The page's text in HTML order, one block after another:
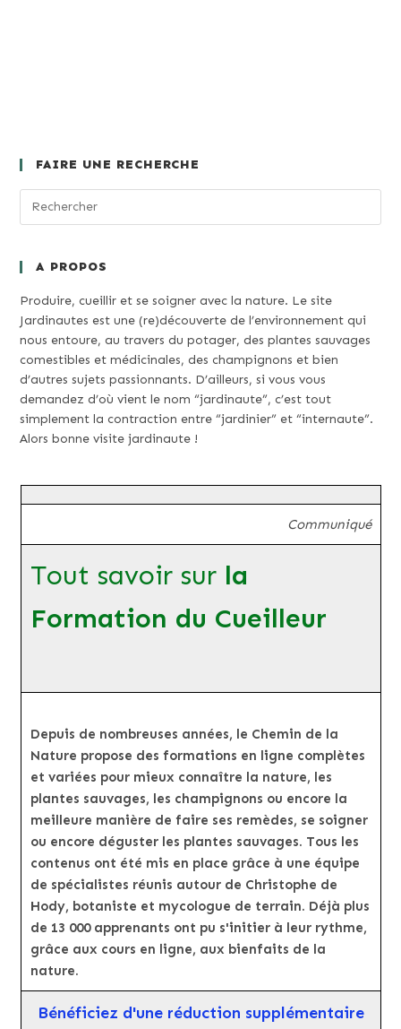
FAIRE UNE RECHERCHE
A PROPOS
Produire, cueillir et se soigner avec la nature. Le site
Jardinautes est une (re)découverte de l’environnement qui
nous entoure, au travers du potager, des plantes sauvages
comestibles et médicinales, des champignons et bien
d’autres sujets passionnants. D’ailleurs, si vous vous
demandez d’où vient le nom “jardinaute”, c’est tout
simplement la contraction entre “jardinier” et “internaute”.
Alors bonne visite jardinaute !
Communiqué
Tout savoir sur la
Formation du Cueilleur
Depuis de nombreuses années, le Chemin de la
Nature propose des formations en ligne complètes
et variées pour mieux connaître la nature, les
plantes sauvages, les champignons ou encore la
meilleure manière de faire ses remèdes, se soigner
ou encore déguster les plantes sauvages. Tous les
contenus ont été mis en place grâce à une équipe
de spécialistes réunis autour de Christophe de
Hody, botaniste et mycologue de terrain. Déjà plus
de 13 000 apprenants ont pu s'initier à leur rythme,
grâce aux cours en ligne, aux bienfaits de la
nature.
Bénéficiez d'une réduction supplémentaire